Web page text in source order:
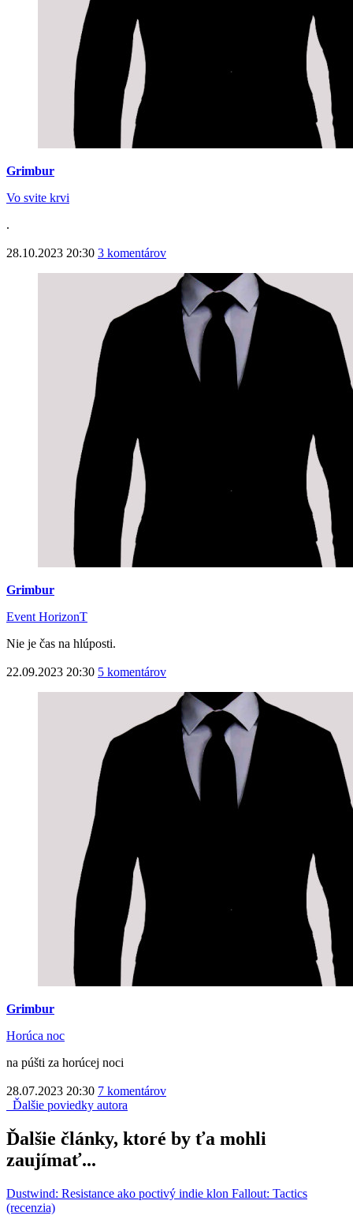
Grimbur
Vo svite krvi
.
28.10.2023 20:30 3 komentárov
Grimbur
Event HorizonT
Nie je čas na hlúposti.
22.09.2023 20:30 5 komentárov
Grimbur
Horúca noc
na púšti za horúcej noci
28.07.2023 20:30 7 komentárov
Ďalšie poviedky autora
Ďalšie články, ktoré by ťa mohli
zaujímať...
Dustwind: Resistance ako poctivý indie klon Fallout: Tactics
(recenzia)